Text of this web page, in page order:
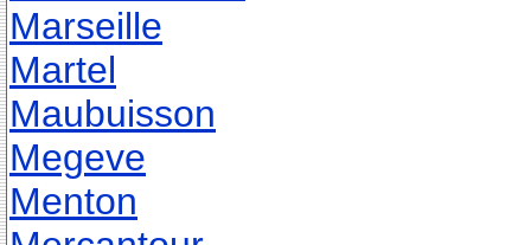
Marseille
Martel
Maubuisson
Megeve
Menton